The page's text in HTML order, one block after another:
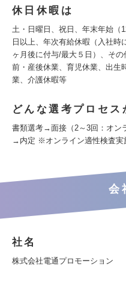
休日休暇は
土・日曜日、祝日、年末年始（
日以上、年次有給休暇（入社
ヶ月後に付与/最大５日）、そ
前・産後休業、育児休業、出生
業、介護休暇等
どんな選考プロセス
書類選考→面接（2～3回：オン
→内定 ※オンライン適性検査実
会
社名
株式会社電通プロモーション